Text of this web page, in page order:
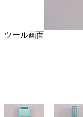
ツール画面